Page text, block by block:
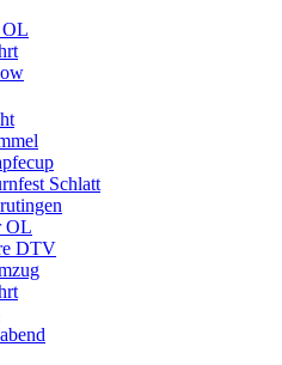
Schlatt
OL
DTV